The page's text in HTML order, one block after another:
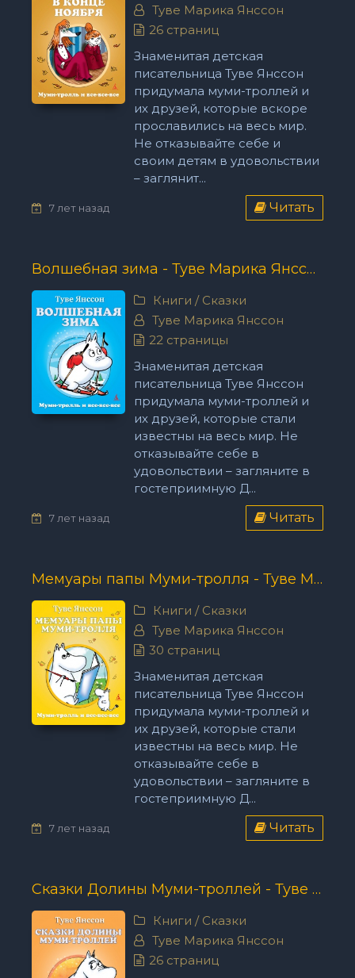
Туве Марика Янссон
26 страниц
Знаменитая детская
писательница Туве Янссон
придумала муми-троллей и
их друзей, которые вскоре
прославились на весь мир.
Не отказывайте себе и
своим детям в удовольствии
– заглянит...
7 лет назад Читать
Волшебная зима - Туве Марика Янссон
Книги / Сказки
Туве Марика Янссон
22 страницы
Знаменитая детская
писательница Туве Янссон
придумала муми-троллей и
их друзей, которые стали
известны на весь мир. Не
отказывайте себе в
удовольствии – загляните в
гостеприимную Д...
7 лет назад Читать
Мемуары папы Муми-тролля - Туве Марика Янссон
Книги / Сказки
Туве Марика Янссон
30 страниц
Знаменитая детская
писательница Туве Янссон
придумала муми-троллей и
их друзей, которые стали
известны на весь мир. Не
отказывайте себе в
удовольствии – загляните в
гостеприимную Д...
7 лет назад Читать
Сказки Долины Муми-троллей - Туве Марика Янссон
Книги / Сказки
Туве Марика Янссон
26 страниц